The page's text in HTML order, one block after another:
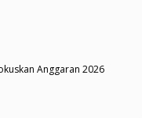
Anggaran 2026